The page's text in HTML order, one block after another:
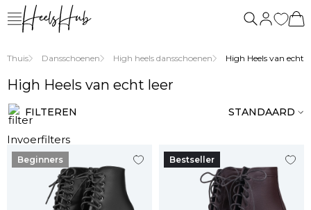
Thuis Dansschoenen High heels dansschoenen High Heels van echt
High Heels van echt leer
FILTEREN STANDAARD
Invoerfilters
Beginners Bestseller